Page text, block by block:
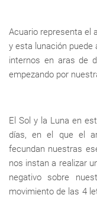
Acuario representa el
y esta lunación puede
internos en aras de
empezando por
El Sol y la Luna en
días, en el que el
fecundan nuestras
nos instan a realizar
negativo sobre
movimiento de las 4